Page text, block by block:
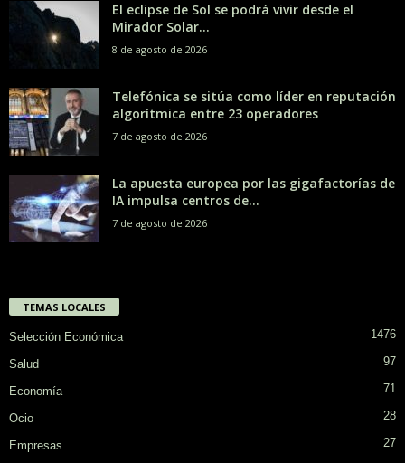
El eclipse de Sol se podrá vivir desde el
Mirador Solar...
8 de agosto de 2026
Telefónica se sitúa como líder en reputación
algorítmica entre 23 operadores
7 de agosto de 2026
La apuesta europea por las gigafactorías de
IA impulsa centros de...
7 de agosto de 2026
TEMAS LOCALES
Selección Económica 1476
Salud 97
Economía 71
Ocio 28
Empresas 27